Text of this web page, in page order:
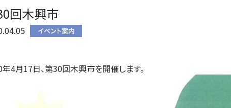
回木興市
4月17日、第30回木興市を開催します。